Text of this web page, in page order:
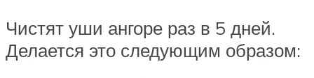
Чистят уши ангоре раз в 5 дней.
Делается это следующим образом: